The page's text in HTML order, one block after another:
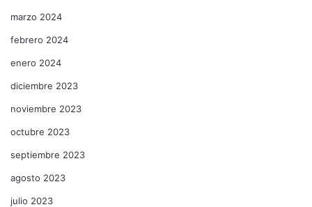
marzo 2024
febrero 2024
enero 2024
diciembre 2023
noviembre 2023
octubre 2023
septiembre 2023
agosto 2023
julio 2023